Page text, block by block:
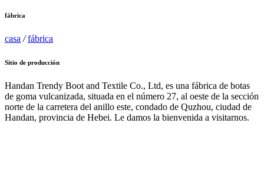
fábrica
casa /fábrica
Sitio de producción
Handan Trendy Boot and Textile Co., Ltd, es una fábrica de botas
de goma vulcanizada, situada en el número 27, al oeste de la sección
norte de la carretera del anillo este, condado de Quzhou, ciudad de
Handan, provincia de Hebei. Le damos la bienvenida a visitarnos.